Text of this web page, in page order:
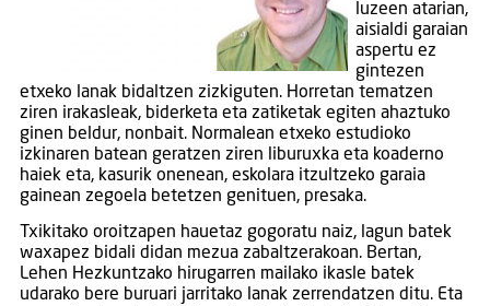
luzeen atarian,
aisialdi garaian
aspertu ez
gintezen
etxeko lanak bidaltzen zizkiguten. Horretan tematzen
ziren irakasleak, biderketa eta zatiketak egiten ahaztuko
ginen beldur, nonbait. Normalean etxeko estudioko
izkinaren batean geratzen ziren liburuxka eta koaderno
haiek eta, kasurik onenean, eskolara itzultzeko garaia
gainean zegoela betetzen genituen, presaka.
Txikitako oroitzapen hauetaz gogoratu naiz, lagun batek
waxapez bidali didan mezua zabaltzerakoan. Bertan,
Lehen Hezkuntzako hirugarren mailako ikasle batek
udarako bere buruari jarritako lanak zerrendatzen ditu. Eta